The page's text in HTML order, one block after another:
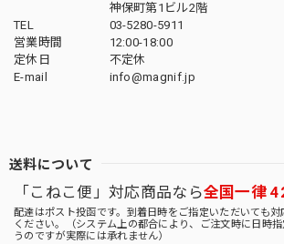
神保町第1ビル2階
TEL
03-5280-5911
営業時間
12:00-18:00
定休日
不定休
E-mail
info@magnif.jp
送料について
「こねこ便」対応商品なら全国一律
配達はポスト投函です。到着日時をご指定いただいても
ください。（システム上の都合により、ご注文時に日時
うのですが実際には承れません）